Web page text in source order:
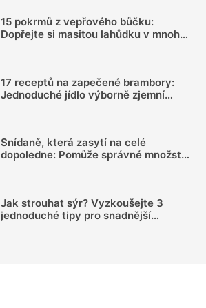
15 pokrmů z vepřového bůčku:
Dopřejte si masitou lahůdku v mnoha
17 receptů na zapečené brambory:
Jednoduché jídlo výborně zjemní
Snídaně, která zasytí na celé
dopoledne: Pomůže správné množství
Jak strouhat sýr? Vyzkoušejte 3
jednoduché tipy pro snadnější